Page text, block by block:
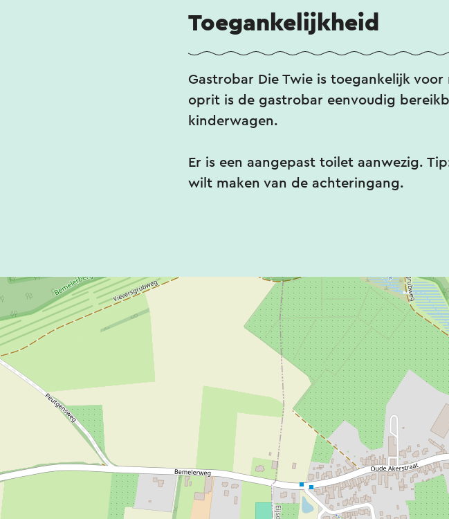
Toegankelijkheid
Gastrobar Die Twie is toegankelijk
oprit is de gastrobar eenvoudig
kinderwagen.
Er is een aangepast toilet aanwezig.
wilt maken van de achteringang.